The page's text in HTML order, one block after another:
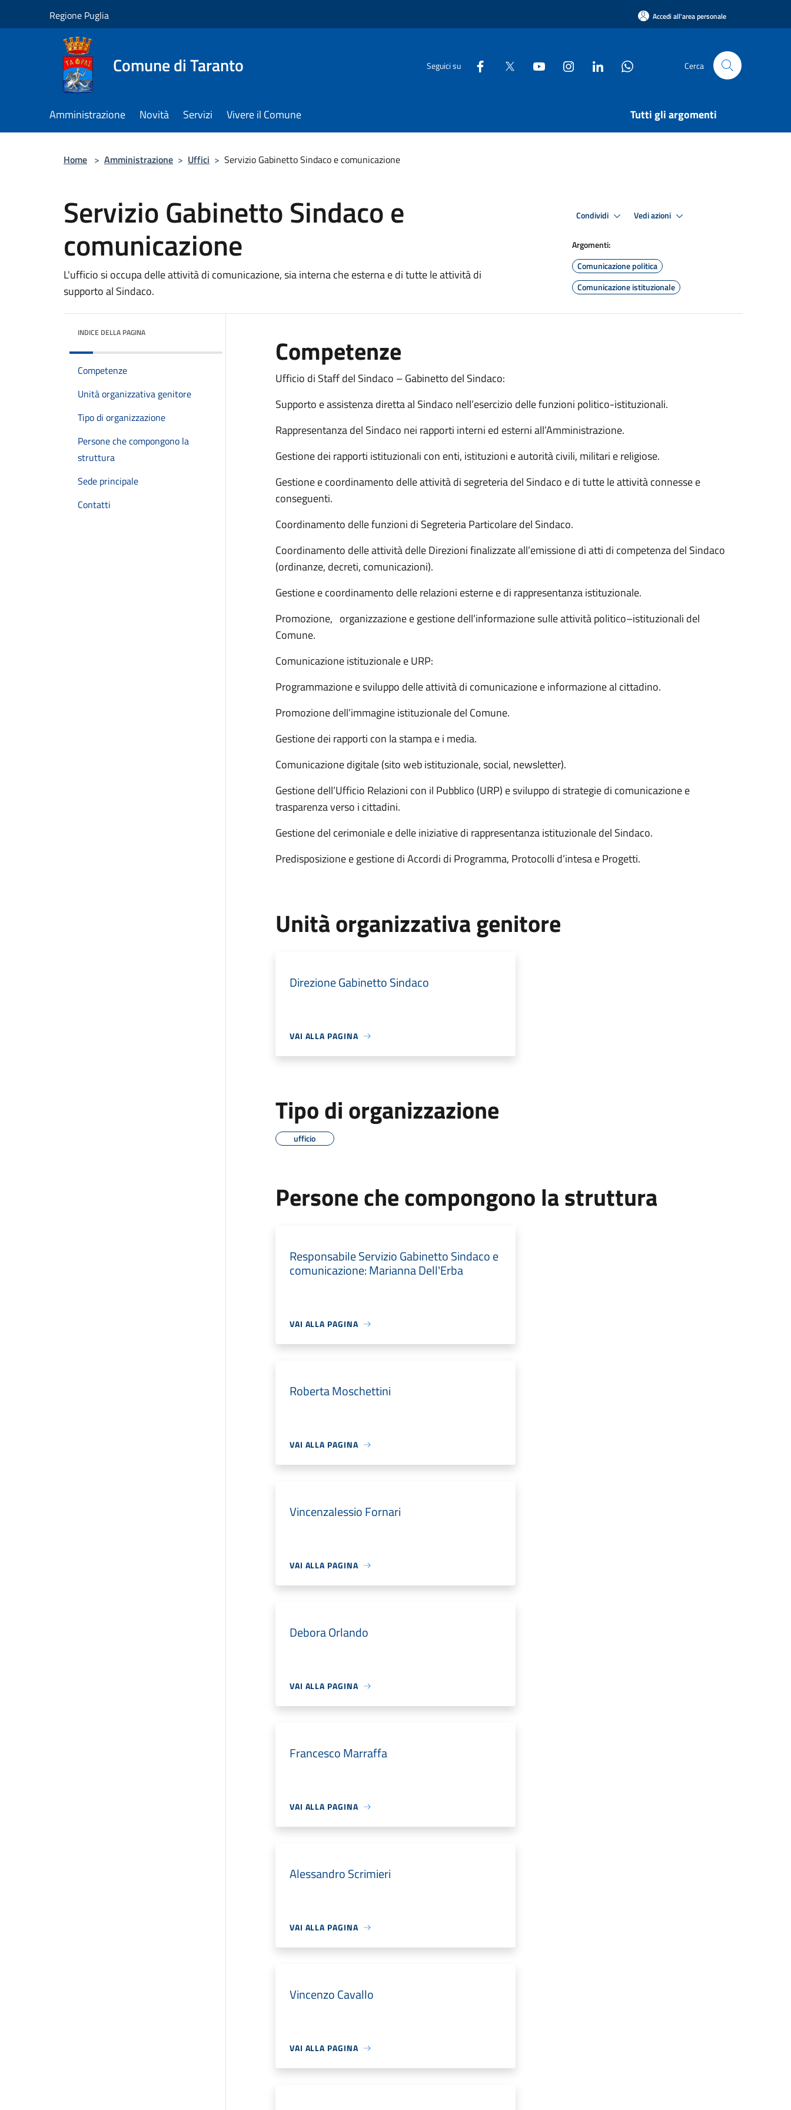
Regione Puglia Accedi all'area personale
Comune di Taranto Seguici su Cerca
Amministrazione Novità Servizi Vivere il Comune Tutti gli argomenti
Home > Amministrazione > Uffici > Servizio Gabinetto Sindaco e comunicazione
Servizio Gabinetto Sindaco e
comunicazione
L'ufficio si occupa delle attività di comunicazione, sia interna che esterna e di tutte le attività di
supporto al Sindaco.
Condividi Vedi azioni
Argomenti:
Comunicazione politica
Comunicazione istituzionale
INDICE DELLA PAGINA
Competenze
Unità organizzativa genitore
Tipo di organizzazione
Persone che compongono la
struttura
Sede principale
Contatti
Competenze
Ufficio di Staff del Sindaco – Gabinetto del Sindaco:
Supporto e assistenza diretta al Sindaco nell’esercizio delle funzioni politico-istituzionali.
Rappresentanza del Sindaco nei rapporti interni ed esterni all’Amministrazione.
Gestione dei rapporti istituzionali con enti, istituzioni e autorità civili, militari e religiose.
Gestione e coordinamento delle attività di segreteria del Sindaco e di tutte le attività connesse e
conseguenti.
Coordinamento delle funzioni di Segreteria Particolare del Sindaco.
Coordinamento delle attività delle Direzioni finalizzate all’emissione di atti di competenza del Sindaco
(ordinanze, decreti, comunicazioni).
Gestione e coordinamento delle relazioni esterne e di rappresentanza istituzionale.
Promozione, organizzazione e gestione dell’informazione sulle attività politico–istituzionali del
Comune.
Comunicazione istituzionale e URP:
Programmazione e sviluppo delle attività di comunicazione e informazione al cittadino.
Promozione dell’immagine istituzionale del Comune.
Gestione dei rapporti con la stampa e i media.
Comunicazione digitale (sito web istituzionale, social, newsletter).
Gestione dell’Ufficio Relazioni con il Pubblico (URP) e sviluppo di strategie di comunicazione e
trasparenza verso i cittadini.
Gestione del cerimoniale e delle iniziative di rappresentanza istituzionale del Sindaco.
Predisposizione e gestione di Accordi di Programma, Protocolli d’intesa e Progetti.
Unità organizzativa genitore
Direzione Gabinetto Sindaco
VAI ALLA PAGINA
Tipo di organizzazione
ufficio
Persone che compongono la struttura
Responsabile Servizio Gabinetto Sindaco e
comunicazione: Marianna Dell'Erba
VAI ALLA PAGINA
Roberta Moschettini
VAI ALLA PAGINA
Vincenzalessio Fornari
VAI ALLA PAGINA
Debora Orlando
VAI ALLA PAGINA
Francesco Marraffa
VAI ALLA PAGINA
Alessandro Scrimieri
VAI ALLA PAGINA
Vincenzo Cavallo
VAI ALLA PAGINA